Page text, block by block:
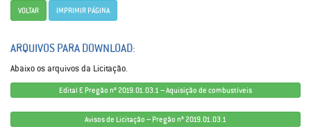
VOLTAR IMPRIMIR PÁGINA
ARQUIVOS PARA DOWNLOAD:
Abaixo os arquivos da Licitação.
Edital … Pregão nº 2019.01.03.1 – Aquisição de combustíveis
Avisos de Licitação – Pregão nº 2019.01.03.1